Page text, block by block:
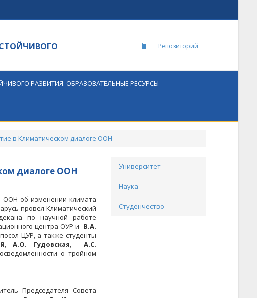
Репозиторий
РАЗВИТИЯ: ОБРАЗОВАТЕЛЬНЫЕ РЕСУРСЫ
в Климатическом диалоге ООН
диалоге ООН
ООН об изменении климата
провел Климатический
по научной работе
центра ОУР и В.А.
ЦУР, а также студенты
, А.О. Гудовская,
А.С.
о тройном
Председателя Совета
Университет
Наука
Студенчество